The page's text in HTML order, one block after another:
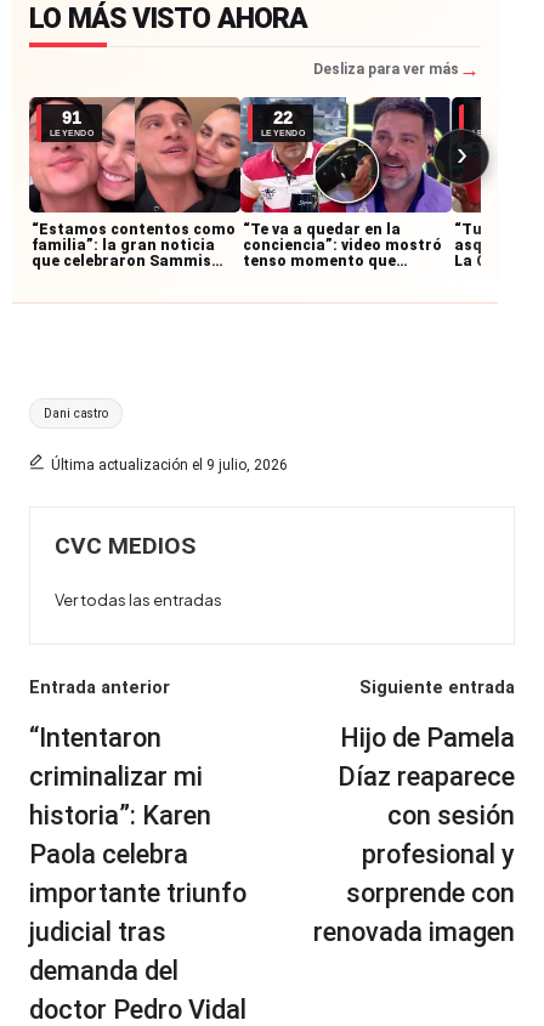
LO MÁS VISTO AHORA
Desliza para ver más →
91
LEYENDO
“Estamos contentos como
familia”: la gran noticia
que celebraron Sammis
22
LEYENDO
“Te va a quedar en la
conciencia”: video mostró
tenso momento que
LEYENDO
“Tu
La
›
Etiquetas:
Dani castro
Última actualización el 9 julio, 2026
CVC MEDIOS
Ver todas las entradas
Navegación
de
entradas
Entrada anterior
“Intentaron
criminalizar mi
historia”: Karen
Paola celebra
importante triunfo
judicial tras
demanda del
doctor Pedro Vidal
Siguiente entrada
Hijo de Pamela
Díaz reaparece
con sesión
profesional y
sorprende con
renovada imagen